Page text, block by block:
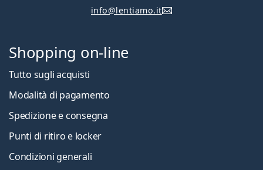
info@lentiamo.it
Shopping on-line
Tutto sugli acquisti
Modalità di pagamento
Spedizione e consegna
Punti di ritiro e locker
Condizioni generali